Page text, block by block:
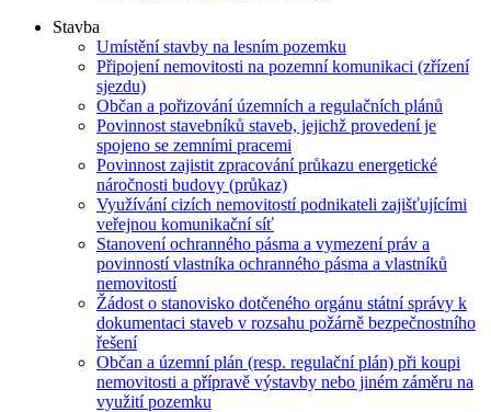
Stavba
Umístění stavby na lesním pozemku
Připojení nemovitosti na pozemní komunikaci (zřízení
sjezdu)
Občan a pořizování územních a regulačních plánů
Povinnost stavebníků staveb, jejichž provedení je
spojeno se zemními pracemi
Povinnost zajistit zpracování průkazu energetické
náročnosti budovy (průkaz)
Využívání cizích nemovitostí podnikateli zajišťujícími
veřejnou komunikační síť
Stanovení ochranného pásma a vymezení práv a
povinností vlastníka ochranného pásma a vlastníků
nemovitostí
Žádost o stanovisko dotčeného orgánu státní správy k
dokumentaci staveb v rozsahu požárně bezpečnostního
řešení
Občan a územní plán (resp. regulační plán) při koupi
nemovitosti a přípravě výstavby nebo jiném záměru na
využití pozemku